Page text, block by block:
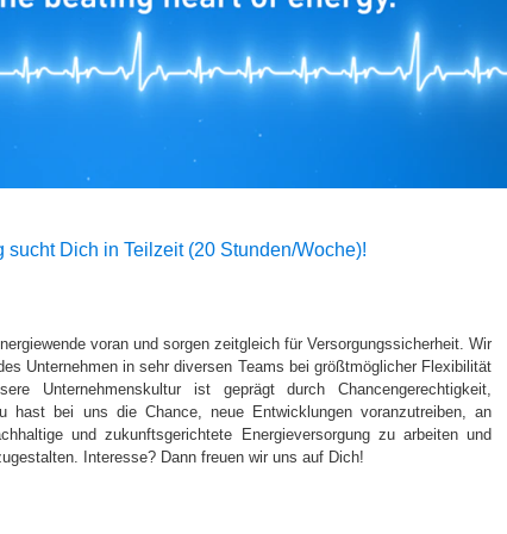
sucht Dich in Teilzeit (20 Stunden/Woche)!
voran und sorgen zeitgleich für Versorgungssicherheit. Wir
Unternehmen in sehr diversen Teams bei größtmöglicher Flexibilität
Unternehmenskultur ist geprägt durch Chancengerechtigkeit,
hast bei uns die Chance, neue Entwicklungen voranzutreiben, an
und zukunftsgerichtete Energieversorgung zu arbeiten und
Interesse? Dann freuen wir uns auf Dich!